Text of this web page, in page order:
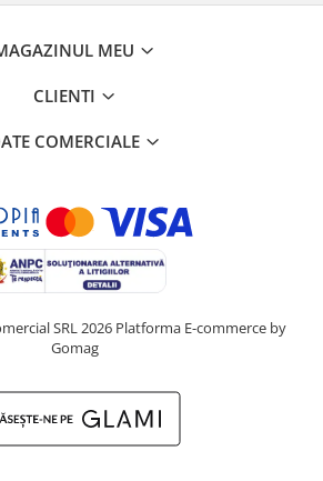
MEU
CLIENTI
COMERCIALE
SRL 2026 Platforma E-commerce by
Gomag